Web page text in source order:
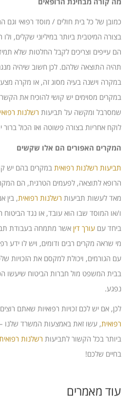
כמובן של כל בית חולים / מוסד רפואי וגם
בצורה המיטבית ביותר במיליוני שקלים,
הם עייפים וצריכים לקבל החלטות שלא
תהיה התוצאה שלהם. לכן חשוב שיהיה
במקרה וישנה בעיה מסוג זה, או מקרה
במקרים מסוימים יש קושי להוכיח את
שמסרבל ומקשה על תביעות רשלנות
לוקח אחריות בצורה פשוטה ואז הכול ברור
המקרים האפורים הם אלו שקשים
תביעות רשלנות רפואית במקרים בהם יש
הרופא לתוצאה, לפעמים הטרגית, הם
מאד לעשות תביעות רשלנות רפואית, בין
ו/או המוסד שבו הוא עובד, או נגד הביטוח
ביחד עם עורך דין אשר מתמחה בעבודת
מי שראה מקרים רבים ודומים, ויש לו ידע
עם הגורמים, ויכולת למקסם את הזכויות
בבית המשפט מול חברות הביטוח שיעשו
נפגע.
לכן, אם יש לכם זכויות רפואיות שאתם
רפואית, עשו זאת באמצעות המשרד שלנו –
ביותר בכל הקשור לתביעות רשלנות
בחיים שלכם!
עוד מאמרים